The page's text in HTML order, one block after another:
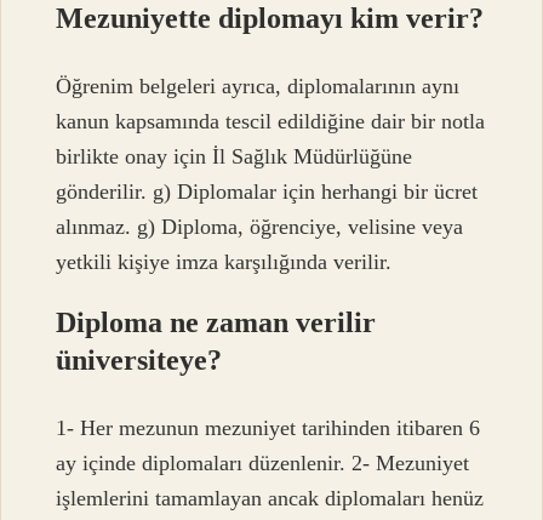
Mezuniyette diplomayı kim verir?
Öğrenim belgeleri ayrıca, diplomalarının aynı
kanun kapsamında tescil edildiğine dair bir notla
birlikte onay için İl Sağlık Müdürlüğüne
gönderilir. g) Diplomalar için herhangi bir ücret
alınmaz. g) Diploma, öğrenciye, velisine veya
yetkili kişiye imza karşılığında verilir.
Diploma ne zaman verilir
üniversiteye?
1- Her mezunun mezuniyet tarihinden itibaren 6
ay içinde diplomaları düzenlenir. 2- Mezuniyet
işlemlerini tamamlayan ancak diplomaları henüz